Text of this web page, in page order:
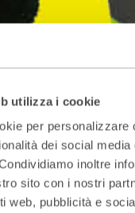
utilizza i cookie
per personalizzare
dei social
inoltre
sito con i nostri
web, pubblicità e